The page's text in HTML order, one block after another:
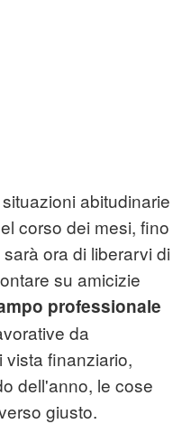
abitudinarie
corso dei mesi, fino
ora di liberarvi di
su amicizie
professionale
da
finanziario,
dell'anno, le cose
giusto.